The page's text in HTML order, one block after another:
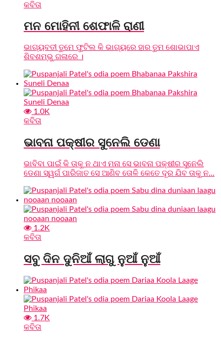
କବିତା
ମନ ମୋହିନୀ ଶେଫାଳି ରାଣୀ
ଭାଗ୍ୟବତୀ ତୁମେ ଫୁଟିଲ କି ଭାଗ୍ୟରେ ହାର ତୁମ ଶୋଭାପାଏ
ଶିବଶମ୍ଭୁ ଗଳାରେ ।
1.0K
କବିତା
ଭାବନା ପକ୍ଷୀର ସୁନେଲି ଡେଣା
ଭାବିବା ପାଇଁ କି ତାକୁ ନ ଥାଏ ମନା ସେ ଭାବନା ପକ୍ଷୀର ସୁନେଲି
ଡେଣା ସ୍ୱର୍ଗ ପାରିଜାତ ସେ ଆଣିବ ତୋଳି କେତେ ଦୂର ଯିବ ତାକୁ ନ...
1.2K
କବିତା
ସବୁ ଦିନ ଦୁନିଆଁ ଲାଗୁ ନୁଆଁ ନୁଆଁ
1.7K
କବିତା